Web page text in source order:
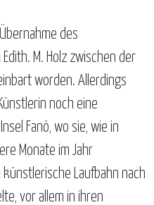
des
M. Holz zwischen der
worden. Allerdings
noch eine
Fanö, wo sie, wie in
Monate im Jahr
Laufbahn nach
vor allem in ihren